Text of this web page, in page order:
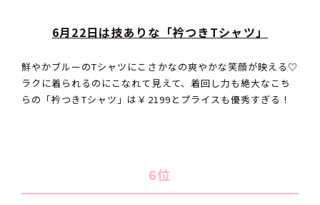
6月22日は技ありな「衿つきTシャツ」
鮮やかブルーのTシャツにこさかなの爽やかな笑顔が映える♡
ラクに着られるのにこなれて見えて、着回し力も絶大なこち
らの「衿つきTシャツ」は￥2199とプライスも優秀すぎる！
6位